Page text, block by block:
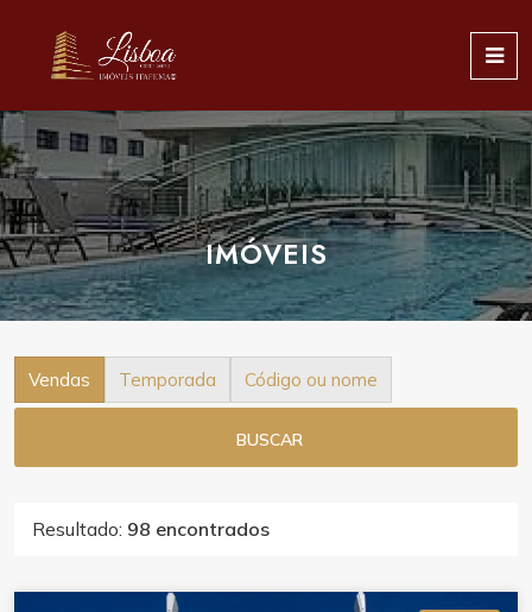
IMÓVEIS
Vendas Temporada Código ou nome
BUSCAR
Resultado: 98 encontrados